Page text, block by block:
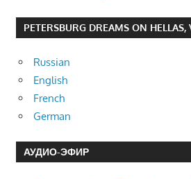
PETERSBURG DREAMS ON HELLAS,
Russian
English
French
German
АУДИО-ЭФИР